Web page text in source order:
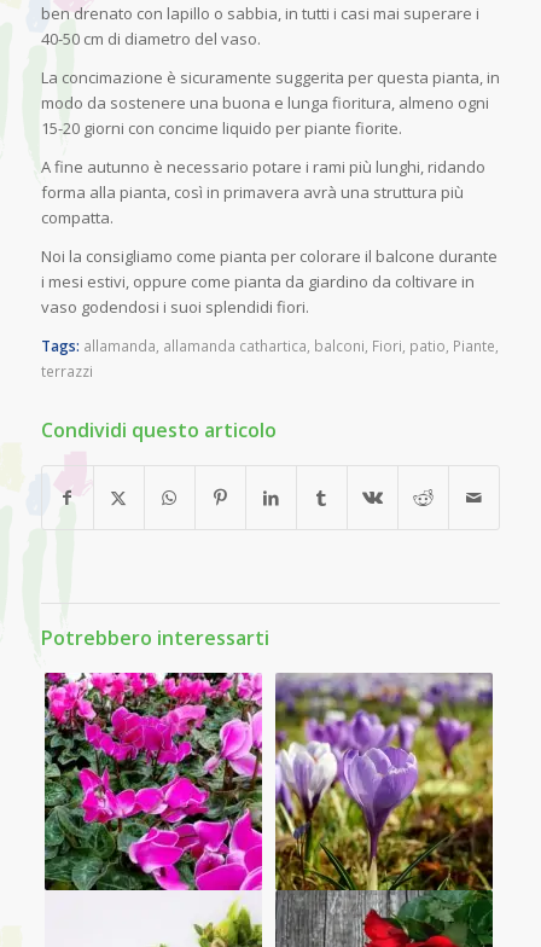
ben drenato con lapillo o sabbia, in tutti i casi mai superare i
40-50 cm di diametro del vaso.
La concimazione è sicuramente suggerita per questa pianta, in
modo da sostenere una buona e lunga fioritura, almeno ogni
15-20 giorni con concime liquido per piante fiorite.
A fine autunno è necessario potare i rami più lunghi, ridando
forma alla pianta, così in primavera avrà una struttura più
compatta.
Noi la consigliamo come pianta per colorare il balcone durante
i mesi estivi, oppure come pianta da giardino da coltivare in
vaso godendosi i suoi splendidi fiori.
Tags: allamanda allamanda cathartica balconi Fiori patio Piante
terrazzi
Condividi questo articolo
Potrebbero interessarti